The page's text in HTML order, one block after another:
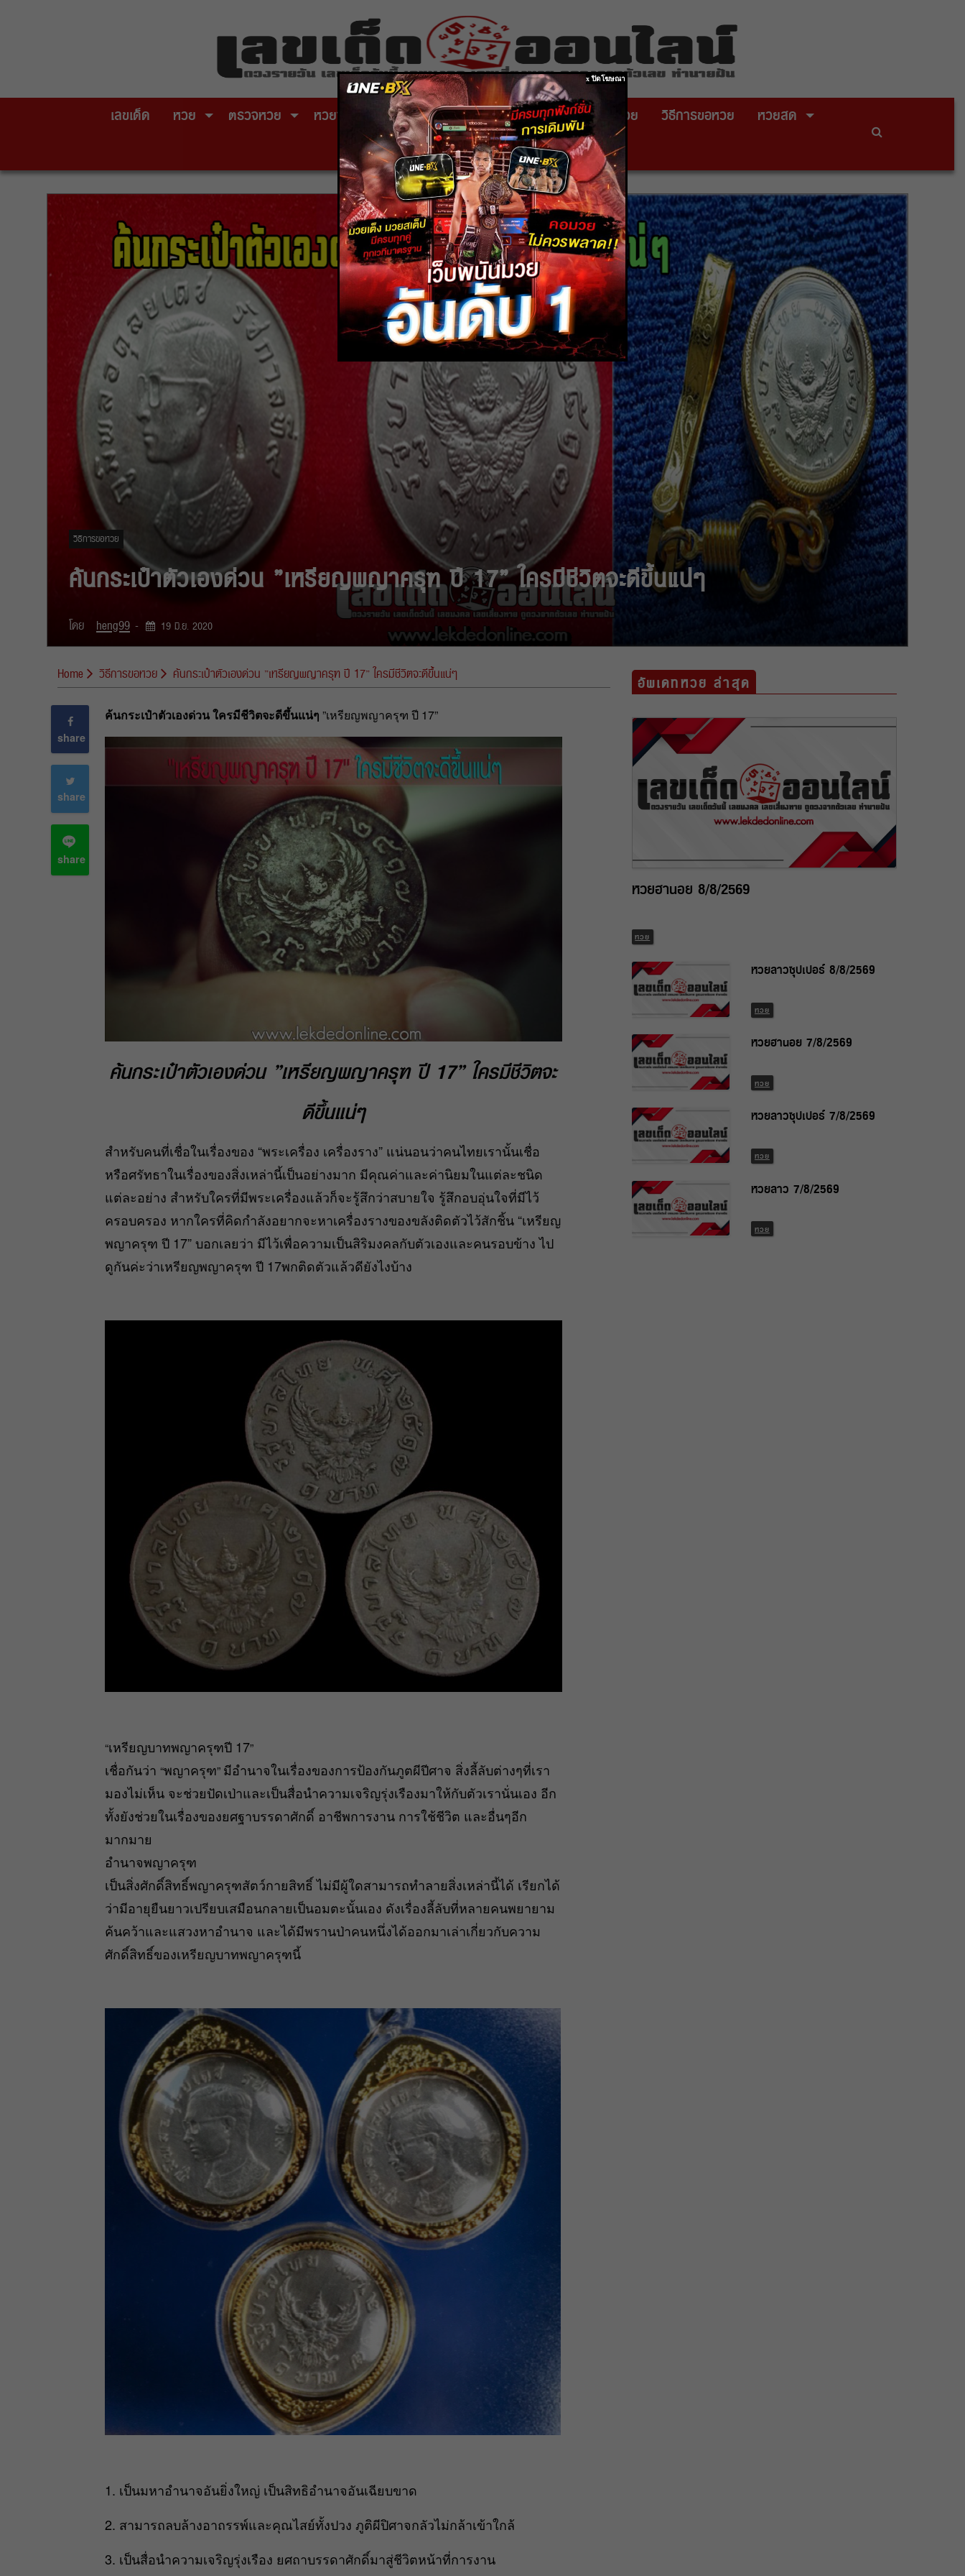
เลขเด็ด หวย ตรวจหวย หวยซอง หวยไทยรัฐ เลขเด็ดหวยดัง สถานที่ขอหวย วิธีการขอหวย
หวยสด
หวยหุ้นสด
วิธีการขอหวย
ค้นกระเป๋าตัวเองด่วน ”เหรียญพญาครุฑ ปี 17” ใครมีชีวิตจะดีขึ้นแน่ๆ
โดย heng99 - 19 มิ.ย. 2020
Home วิธีการขอหวย ค้นกระเป๋าตัวเองด่วน ”เหรียญพญาครุฑ ปี 17” ใครมีชีวิตจะดีขึ้นแน่ๆ
share
share
share
ค้นกระเป๋าตัวเองด่วน ใครมีชีวิตจะดีขึ้นแน่ๆ ”เหรียญพญาครุฑ ปี 17”
ค้นกระเป๋าตัวเองด่วน ”เหรียญพญาครุฑ ปี 17” ใครมีชีวิตจะ
ดีขึ้นแน่ๆ
สำหรับคนที่เชื่อในเรื่องของ “พระเครื่อง เครื่องราง” แน่นอนว่าคนไทยเรานั้นเชื่อ
หรือศรัทธาในเรื่องของสิ่งเหล่านี้เป็นอย่างมาก มีคุณค่าและค่านิยมในแต่ละชนิด
แต่ละอย่าง สำหรับใครที่มีพระเครื่องแล้วก็จะรู้สึกว่าสบายใจ รู้สึกอบอุ่นใจที่มีไว้
ครอบครอง หากใครที่คิดกำลังอยากจะหาเครื่องรางของขลังติดตัวไว้สักชิ้น “เหรียญ
พญาครุฑ ปี 17” บอกเลยว่า มีไว้เพื่อความเป็นสิริมงคลกับตัวเองและคนรอบข้าง ไป
ดูกันค่ะว่าเหรียญพญาครุฑ ปี 17พกติดตัวแล้วดียังไงบ้าง
“เหรียญบาทพญาครุฑปี 17”
เชื่อกันว่า“พญาครุฑ” มีอำนาจในเรื่องของการป้องกันภูตผีปีศาจ สิ่งลี้ลับต่างๆที่เรา
มองไม่เห็น จะช่วยปัดเป่าและเป็นสื่อนำความเจริญรุ่งเรืองมาให้กับตัวเรานั่นเอง อีก
ทั้งยังช่วยในเรื่องของยศฐาบรรดาศักดิ์ อาชีพการงาน การใช้ชีวิต และอื่นๆอีก
มากมาย
อำนาจพญาครุฑ
เป็นสิ่งศักดิ์สิทธิ์พญาครุฑสัตว์กายสิทธิ์ ไม่มีผู้ใดสามารถทำลายสิ่งเหล่านี้ได้ เรียกได้
ว่ามีอายุยืนยาวเปรียบเสมือนกลายเป็นอมตะนั้นเอง ดังเรื่องลี้ลับที่หลายคนพยายาม
ค้นคว้าและแสวงหาอำนาจ และได้มีพรานป่าคนหนึ่งได้ออกมาเล่าเกี่ยวกับความ
ศักดิ์สิทธิ์ของเหรียญบาทพญาครุฑนี้
1. เป็นมหาอำนาจอันยิ่งใหญ่ เป็นสิทธิอำนาจอันเฉียบขาด
2. สามารถลบล้างอาถรรพ์และคุณไสย์ทั้งปวง ภูติผีปิศาจกลัวไม่กล้าเข้าใกล้
3. เป็นสื่อนำความเจริญรุ่งเรือง ยศถาบรรดาศักดิ์มาสู่ชีวิตหน้าที่การงาน
อัพเดทหวย ล่าสุด
หวยฮานอย 8/8/2569
หวย
หวยลาวซุปเปอร์ 8/8/2569
หวย
หวยฮานอย 7/8/2569
หวย
หวยลาวซุปเปอร์ 7/8/2569
หวย
หวยลาว 7/8/2569
หวย
x ปิดโฆษณา